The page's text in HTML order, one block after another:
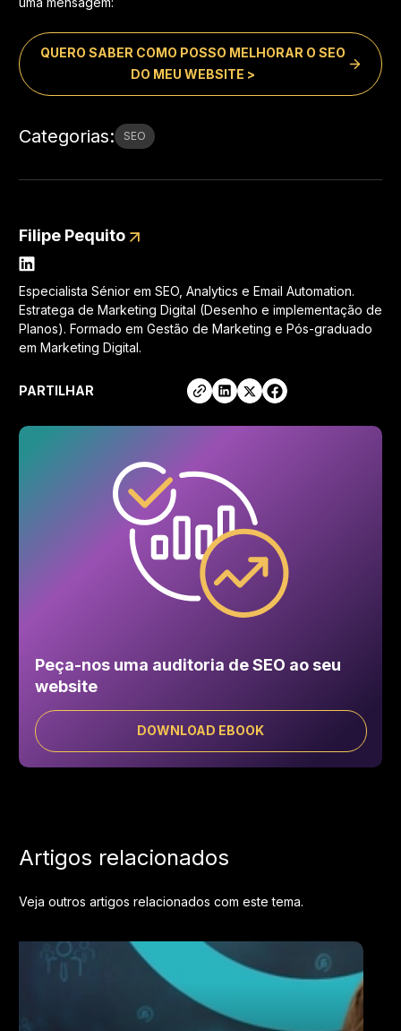
PARTILHAR
QUERO SABER COMO POSSO MELHORAR O SEO
DO MEU WEBSITE >
Categorias: SEO
Filipe Pequito
Especialista Sénior em SEO, Analytics e Email Automation.
Estratega de Marketing Digital (Desenho e implementação de
Planos). Formado em Gestão de Marketing e Pós-graduado
em Marketing Digital.
Peça-nos uma auditoria de SEO ao seu
website
DOWNLOAD EBOOK
Artigos relacionados
Veja outros artigos relacionados com este tema.